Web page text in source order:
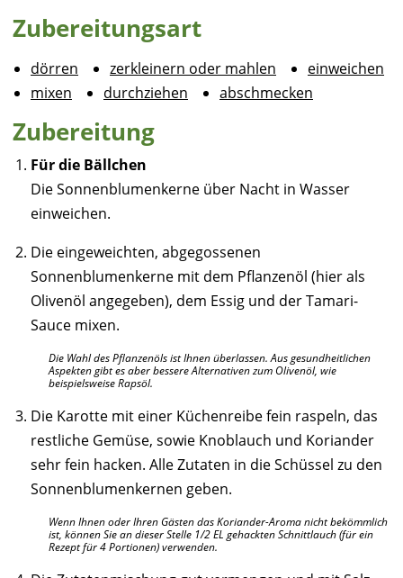
Zubereitungsart
dörren zerkleinern oder mahlen
einweichen
mixen
durchziehen abschmecken
Zubereitung
Für die Bällchen
Die Sonnenblumenkerne über Nacht in Wasser
einweichen.
Die eingeweichten, abgegossenen
Sonnenblumenkerne mit dem Pflanzenöl (hier als
Olivenöl angegeben), dem Essig und der Tamari-
Sauce mixen.
Die Wahl des Pflanzenöls ist Ihnen überlassen. Aus gesundheitlichen
Aspekten gibt es aber bessere Alternativen zum Olivenöl, wie
beispielsweise Rapsöl.
Die Karotte mit einer Küchenreibe fein raspeln, das
restliche Gemüse, sowie Knoblauch und Koriander
sehr fein hacken. Alle Zutaten in die Schüssel zu den
Sonnenblumenkernen geben.
Wenn Ihnen oder Ihren Gästen das Koriander-Aroma nicht bekömmlich
ist, können Sie an dieser Stelle 1/2 EL gehackten Schnittlauch (für ein
Rezept für 4 Portionen) verwenden.